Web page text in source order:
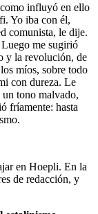
influyó en ello
Yo iba con él,
comunista, le dije.
me sugirió
y la revolución, de
míos, sobre todo
con dureza. Le
tono malvado,
fríamente: hasta
en Hoepli. En la
de redacción, y